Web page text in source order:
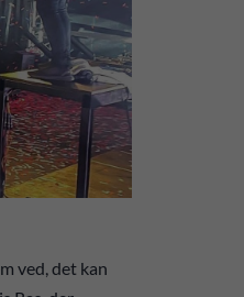
ved, det kan